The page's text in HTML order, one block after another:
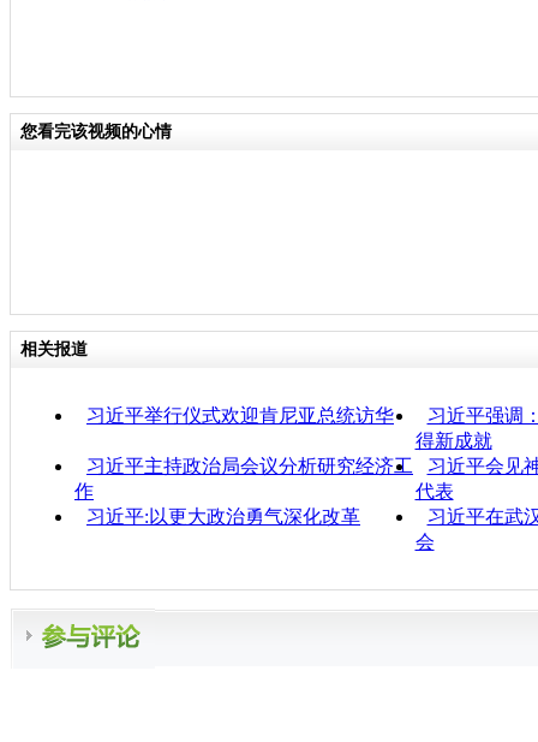
您看完该视频的心情
相关报道
习近平举行仪式欢迎肯尼亚总统访华
习近平强调
得新成就
习近平主持政治局会议分析研究经济工
作
习近平会见
代表
习近平:以更大政治勇气深化改革
习近平在武
会